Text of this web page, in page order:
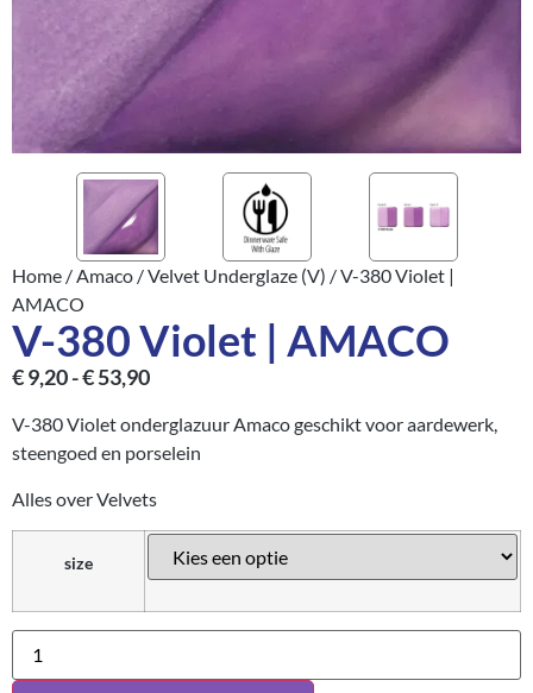
Home /Amaco /Velvet Underglaze (V) / V-380 Violet |
AMACO
V-380 Violet | AMACO
€9,20-€53,90
V-380 Violet onderglazuur Amaco geschikt voor aardewerk,
steengoed en porselein
Alles over Velvets
size